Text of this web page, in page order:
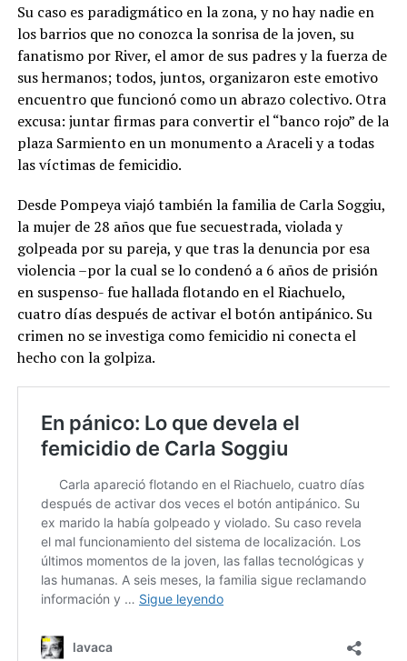
Su caso es paradigmático en la zona, y no hay nadie en
los barrios que no conozca la sonrisa de la joven, su
fanatismo por River, el amor de sus padres y la fuerza de
sus hermanos; todos, juntos, organizaron este emotivo
encuentro que funcionó como un abrazo colectivo. Otra
excusa: juntar firmas para convertir el “banco rojo” de la
plaza Sarmiento en un monumento a Araceli y a todas
las víctimas de femicidio.
Desde Pompeya viajó también la familia de Carla Soggiu,
la mujer de 28 años que fue secuestrada, violada y
golpeada por su pareja, y que tras la denuncia por esa
violencia –por la cual se lo condenó a 6 años de prisión
en suspenso- fue hallada flotando en el Riachuelo,
cuatro días después de activar el botón antipánico. Su
crimen no se investiga como femicidio ni conecta el
hecho con la golpiza.